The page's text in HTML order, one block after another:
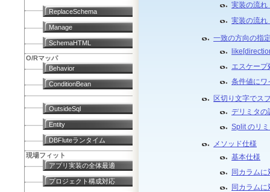
実装の流れ
実装の流れ
一致の方向の指
エスケープ
条件値にワ
区切り文字でス
デリミタの
Split のリ
メソッド仕様
基本仕様
同カラム
同カラム
ReplaceSchema
Manage
SchemaHTML
O/Rマッパ
Behavior
ConditionBean
OutsideSql
Entity
DBFluteランタイム
現場フィット
アプリ実装の全体最適
プロジェクト構成対応